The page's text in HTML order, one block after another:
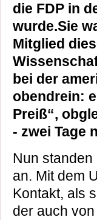
die FDP in
wurde.Sie
Mitglied
bei der
obendrein:
Preiß“,
- zwei Tage
Nun
an. Mit dem
Kontakt, als
der auch